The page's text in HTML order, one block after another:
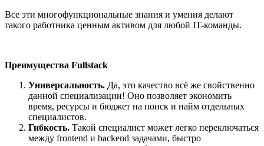
Все эти многофункциональные знания и умения делают
такого работника ценным активом для любой IT-команды.
Преимущества Fullstack
Универсальность. Да, это качество всё же свойственно
данной специализации! Оно позволяет экономить
время, ресурсы и бюджет на поиск и найм отдельных
специалистов.
Гибкость. Такой специалист может легко переключаться
между frontend и backend задачами, быстро